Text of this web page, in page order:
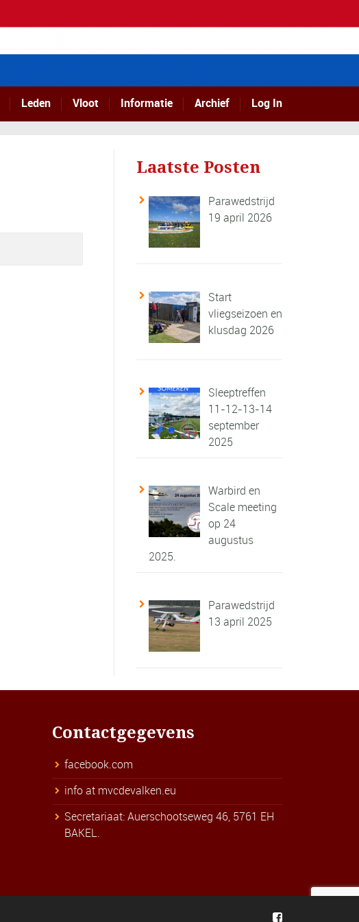
Leden Vloot Informatie Archief Log In
Laatste Posten
Parawedstrijd
19 april 2026
Start
vliegseizoen en
klusdag 2026
Sleeptreffen
11-12-13-14
september
2025
Warbird en
Scale meeting
op 24
augustus
2025.
Parawedstrijd
13 april 2025
Contactgegevens
facebook.com
info at mvcdevalken.eu
Secretariaat: Auerschootseweg 46, 5761 EH
BAKEL.